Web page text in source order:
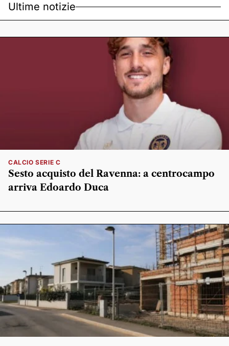
Ultime notizie
CALCIO SERIE C
Sesto acquisto del Ravenna: a centrocampo
arriva Edoardo Duca